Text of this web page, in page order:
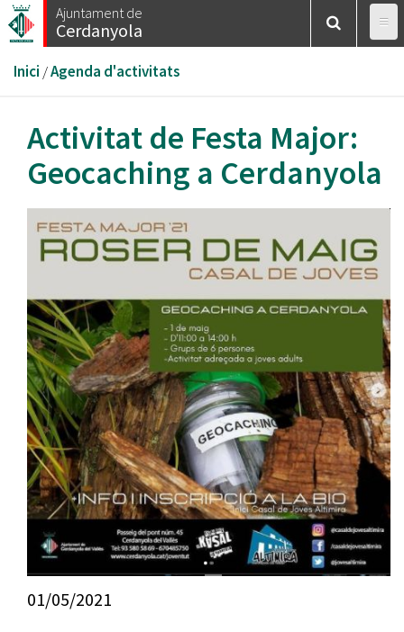
Vés
al
Ajuntament de
Cerdanyola
Esteu
aquí
Inici /Agenda d'activitats
Activitat de Festa Major:
Geocaching a Cerdanyola
01/05/2021